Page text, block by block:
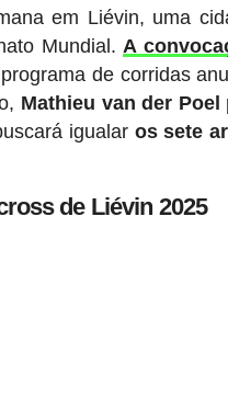
em Liévin, uma
Mundial.A
de corridas
Mathieu van der Poel
igualar os sete
de Liévin 2025